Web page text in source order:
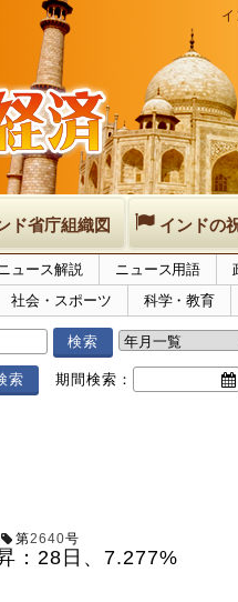
ド省庁組織図 インドの
ュース解説 ニュース用語
社会・スポーツ 科学・教育
期間検索：
第2640号
：28日、7.277%